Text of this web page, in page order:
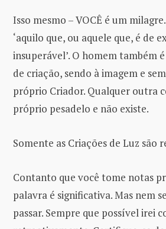
Isso mesmo – VOCÊ é um
‘aquilo que, ou aquele que, é de
insuperável’. O homem também
de criação, sendo à imagem e
próprio Criador. Qualquer outra
próprio pesadelo e não existe.
Somente as Criações de Luz são
Contanto que você tome notas
palavra é significativa. Mas nem
passar. Sempre que possível irei